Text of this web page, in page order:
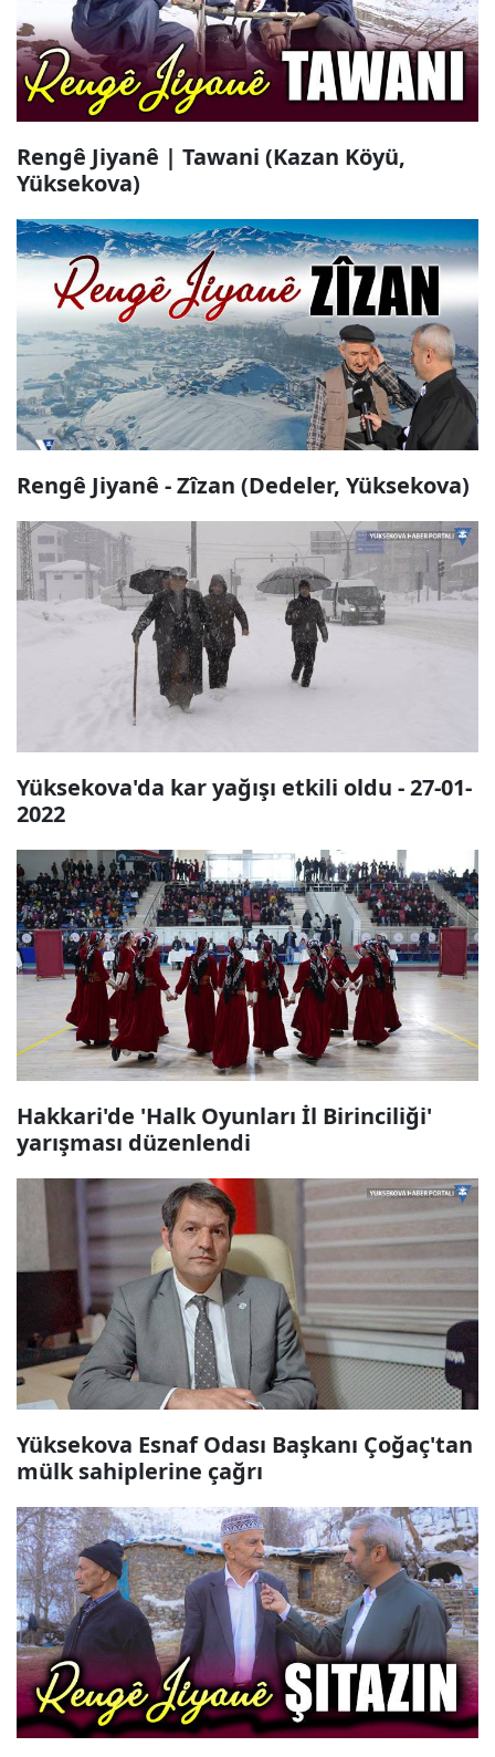
Rengê Jiyanê | Tawani (Kazan Köyü,
Yüksekova)
Rengê Jiyanê - Zîzan (Dedeler, Yüksekova)
Yüksekova'da kar yağışı etkili oldu - 27-01-
2022
Hakkari'de 'Halk Oyunları İl Birinciliği'
yarışması düzenlendi
Yüksekova Esnaf Odası Başkanı Çoğaç'tan
mülk sahiplerine çağrı